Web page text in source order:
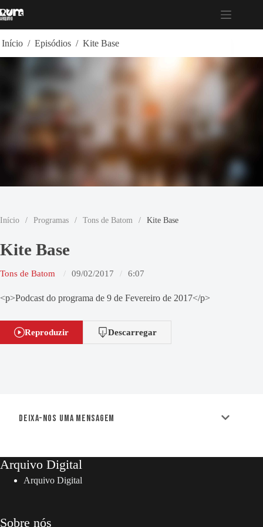
para
Início / Episódios / Kite Base
Início / Programas / Tons de Batom / Kite Base
Kite Base
Tons de Batom 09/02/2017 6:07
<p>Podcast do programa de 9 de Fevereiro de 2017</p>
Reproduzir Descarregar
Deixa-nos uma mensagem
Arquivo Digital
Arquivo Digital
Sobre nós